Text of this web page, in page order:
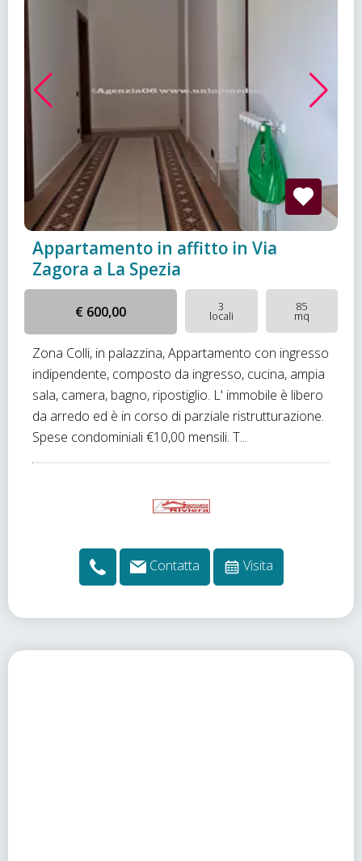
Appartamento in affitto in Via
Zagora a La Spezia
€ 600,00 3
locali
85
mq
Zona Colli, in palazzina, Appartamento con ingresso
indipendente, composto da ingresso, cucina, ampia
sala, camera, bagno, ripostiglio. L' immobile è libero
da arredo ed è in corso di parziale ristrutturazione.
Spese condominiali €10,00 mensili. T...
Contatta Visita